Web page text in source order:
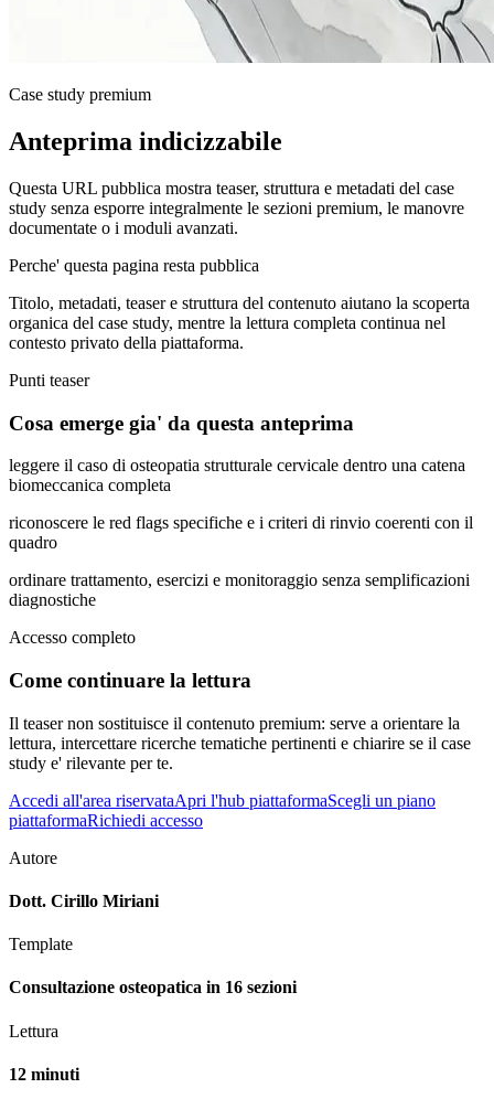
Case study premium
Anteprima indicizzabile
Questa URL pubblica mostra teaser, struttura e metadati del case
study senza esporre integralmente le sezioni premium, le manovre
documentate o i moduli avanzati.
Perche' questa pagina resta pubblica
Titolo, metadati, teaser e struttura del contenuto aiutano la scoperta
organica del case study, mentre la lettura completa continua nel
contesto privato della piattaforma.
Punti teaser
Cosa emerge gia' da questa anteprima
leggere il caso di osteopatia strutturale cervicale dentro una catena
biomeccanica completa
riconoscere le red flags specifiche e i criteri di rinvio coerenti con il
quadro
ordinare trattamento, esercizi e monitoraggio senza semplificazioni
diagnostiche
Accesso completo
Come continuare la lettura
Il teaser non sostituisce il contenuto premium: serve a orientare la
lettura, intercettare ricerche tematiche pertinenti e chiarire se il case
study e' rilevante per te.
Accedi all'area riservataApri l'hub piattaformaScegli un piano
piattaformaRichiedi accesso
Autore
Dott. Cirillo Miriani
Template
Consultazione osteopatica in 16 sezioni
Lettura
12 minuti